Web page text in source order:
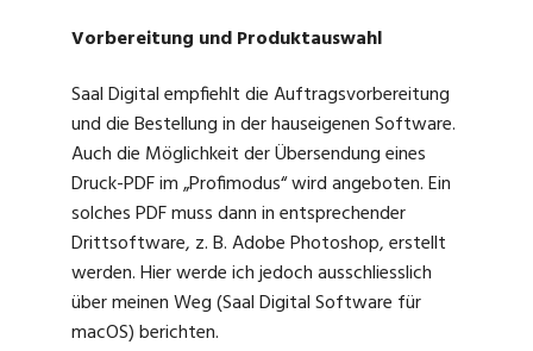
Vorbereitung und Produktauswahl
Saal Digital empfiehlt die Auftragsvorbereitung
und die Bestellung in der hauseigenen Software.
Auch die Möglichkeit der Übersendung eines
Druck-PDF im „Profimodus“ wird angeboten. Ein
solches PDF muss dann in entsprechender
Drittsoftware, z. B. Adobe Photoshop, erstellt
werden. Hier werde ich jedoch ausschliesslich
über meinen Weg (Saal Digital Software für
macOS) berichten.